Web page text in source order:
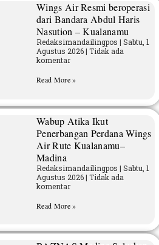
Wings Air Resmi beroperasi
dari Bandara Abdul Haris
Nasution – Kualanamu
Redaksimandailingpos Sabtu, 1
Agustus 2026 Tidak ada
komentar
Read More »
Wabup Atika Ikut
Penerbangan Perdana Wings
Air Rute Kualanamu–
Madina
Redaksimandailingpos Sabtu, 1
Agustus 2026 Tidak ada
komentar
Read More »